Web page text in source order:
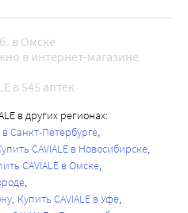
в Омске
в интернет-магазине
в 545 аптек
в других регионах:
в Санкт-Петербурге
CAVIALE в Новосибирске
CAVIALE в Омске
Купить CAVIALE в Уфе